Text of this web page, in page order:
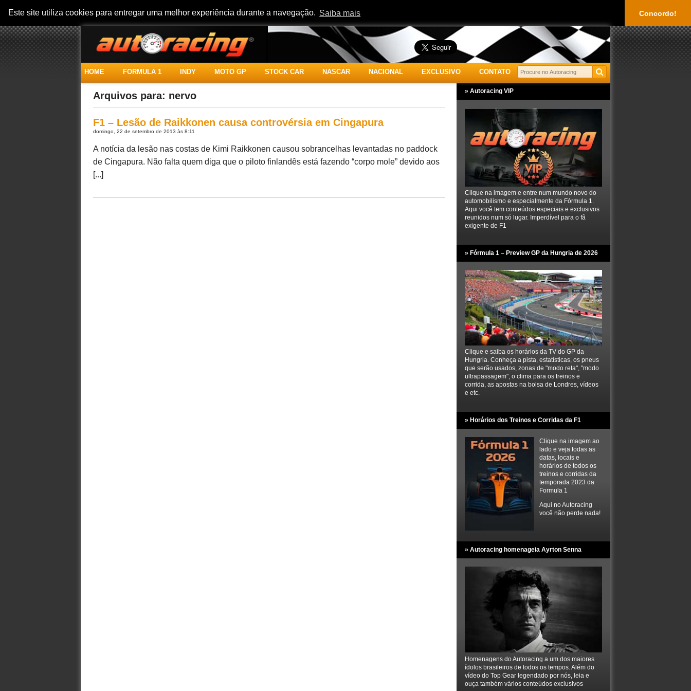
Este site utiliza cookies para entregar uma melhor experiência durante a navegação. Saiba mais Concordo!
HOME FORMULA 1 INDY MOTO GP STOCK CAR NASCAR NACIONAL EXCLUSIVO CONTATO
Arquivos para: nervo
F1 – Lesão de Raikkonen causa controvérsia em Cingapura
domingo, 22 de setembro de 2013 às 8:11
A notícia da lesão nas costas de Kimi Raikkonen causou sobrancelhas levantadas no paddock
de Cingapura. Não falta quem diga que o piloto finlandês está fazendo “corpo mole” devido aos
[...]
» Autoracing VIP
Clique na imagem e entre num mundo novo do
automobilismo e especialmente da Fórmula 1.
Aqui você tem conteúdos especiais e exclusivos
reunidos num só lugar. Imperdível para o fã
exigente de F1
» Fórmula 1 – Preview GP da Hungria de 2026
Clique e saiba os horários da TV do GP da
Hungria. Conheça a pista, estatísticas, os pneus
que serão usados, zonas de "modo reta", "modo
ultrapassagem", o clima para os treinos e
corrida, as apostas na bolsa de Londres, vídeos
e etc.
» Horários dos Treinos e Corridas da F1
Clique na imagem ao
lado e veja todas as
datas, locais e
horários de todos os
treinos e corridas da
temporada 2023 da
Formula 1
Aqui no Autoracing
você não perde nada!
» Autoracing homenageia Ayrton Senna
Homenagens do Autoracing a um dos maiores
ídolos brasileiros de todos os tempos. Além do
vídeo do Top Gear legendado por nós, leia e
ouça também vários conteúdos exclusivos